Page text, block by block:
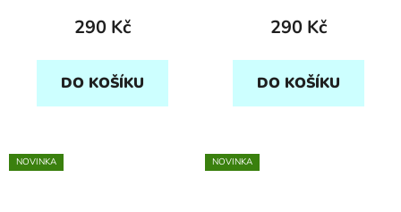
290 Kč
DO KOŠÍKU
290 Kč
DO KOŠÍKU
NOVINKA NOVINKA